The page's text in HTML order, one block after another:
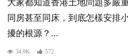
大家都知道香港土地問題多嚴
同房甚至同床，到底怎樣安排
擾的根源？...
34.9K 572